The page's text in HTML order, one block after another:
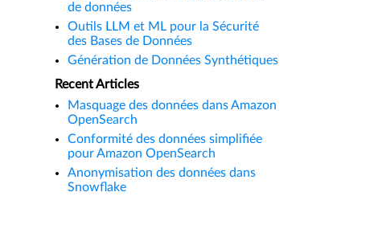
de données
Outils LLM et ML pour la Sécurité
des Bases de Données
Génération de Données Synthétiques
Recent Articles
Masquage des données dans Amazon
OpenSearch
Conformité des données simplifiée
pour Amazon OpenSearch
Anonymisation des données dans
Snowflake